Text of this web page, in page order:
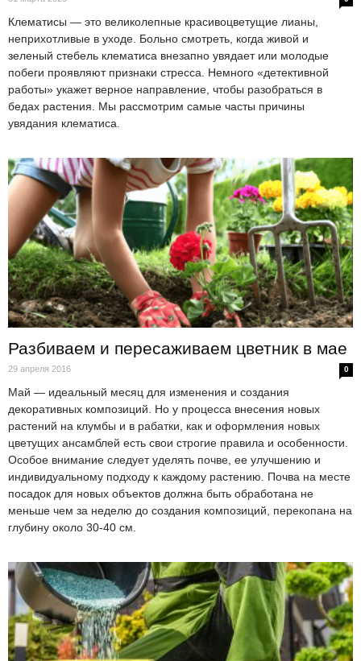
Клематисы — это великолепные красивоцветущие лианы,
неприхотливые в уходе. Больно смотреть, когда живой и
зеленый стебель клематиса внезапно увядает или молодые
побеги проявляют признаки стресса. Немного «детективной
работы» укажет верное направление, чтобы разобраться в
бедах растения. Мы рассмотрим самые часты причины
увядания клематиса.
Разбиваем и пересаживаем цветник в мае
29 апреля 2016 0
Май — идеальный месяц для изменения и создания
декоративных композиций. Но у процесса внесения новых
растений на клумбы и в рабатки, как и оформления новых
цветущих ансамблей есть свои строгие правила и особенности.
Особое внимание следует уделять почве, ее улучшению и
индивидуальному подходу к каждому растению. Почва на месте
посадок для новых объектов должна быть обработана не
меньше чем за неделю до создания композиций, перекопана на
глубину около 30-40 см.